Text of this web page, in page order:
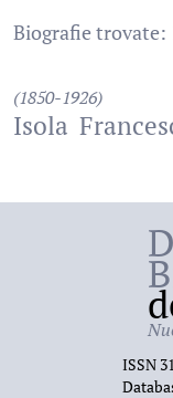
Biografie trovate:
(1850-1926)
Isola
ISSN